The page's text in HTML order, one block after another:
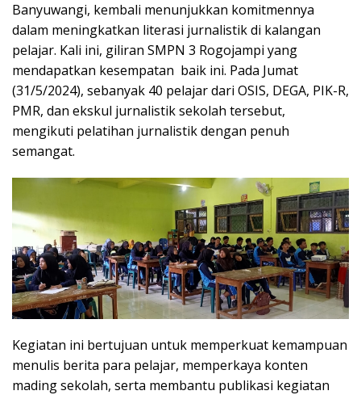
Banyuwangi, kembali menunjukkan komitmennya
dalam meningkatkan literasi jurnalistik di kalangan
pelajar. Kali ini, giliran SMPN 3 Rogojampi yang
mendapatkan kesempatan baik ini. Pada Jumat
(31/5/2024), sebanyak 40 pelajar dari OSIS, DEGA, PIK-R,
PMR, dan ekskul jurnalistik sekolah tersebut,
mengikuti pelatihan jurnalistik dengan penuh
semangat.
Kegiatan ini bertujuan untuk memperkuat kemampuan
menulis berita para pelajar, memperkaya konten
mading sekolah, serta membantu publikasi kegiatan